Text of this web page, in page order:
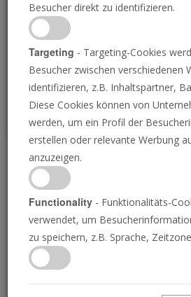
P
Der Schlüssel,
Bibel
02.07.2020 • 26 Minuten
Jesus Christus sagte, dass
seines zweiten Kommens
Besucher direkt zu identifizieren.
Targeting - Targeting-Cookies
Besucher zwischen verschiedenen
identifizieren, z.B. Inhaltspartner,
Diese Cookies können von
werden, um ein Profil der
erstellen oder relevante Werbung
anzuzeigen.
Functionality - Funktionalitäts-
verwendet, um
zu speichern, z.B. Sprache,